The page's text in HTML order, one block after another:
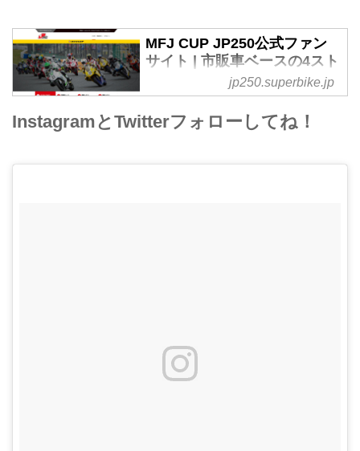
MFJ CUP JP250公式ファン
サイト | 市販車ベースの4スト
ローク250㏄クラスのロード
レースを楽しもう！
国内のみならずアジア全体で盛り
jp250.superbike.jp
InstagramとTwitterフォローしてね！